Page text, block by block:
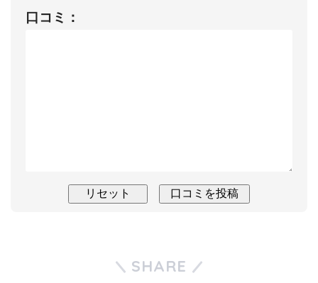
口コミ：
SHARE